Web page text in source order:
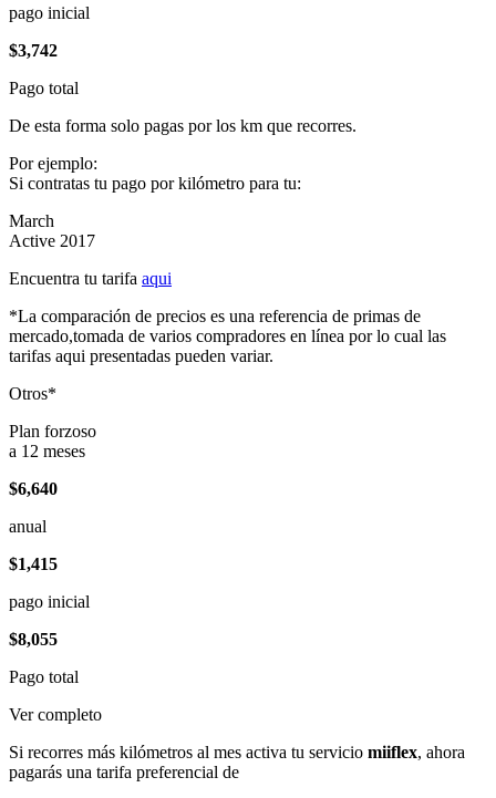
pago inicial
$3,742
Pago total
De esta forma solo pagas por los km que recorres.
Por ejemplo:
Si contratas tu pago por kilómetro para tu:
March
Active 2017
Encuentra tu tarifa aqui
*La comparación de precios es una referencia de primas de
mercado,tomada de varios compradores en línea por lo cual las
tarifas aqui presentadas pueden variar.
Otros*
Plan forzoso
a 12 meses
$6,640
anual
$1,415
pago inicial
$8,055
Pago total
Ver completo
Si recorres más kilómetros al mes activa tu servicio miiflex, ahora
pagarás una tarifa preferencial de